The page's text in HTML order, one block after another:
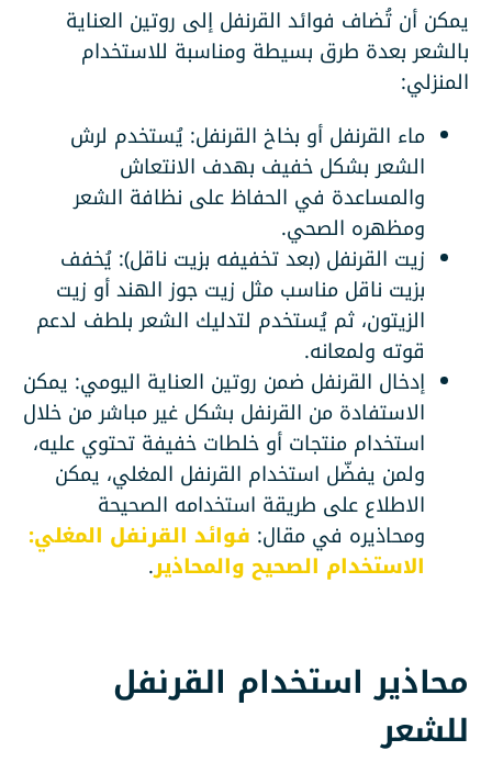
يمكن أن تُضاف فوائد القرنفل إلى روتين العناية
بالشعر بعدة طرق بسيطة ومناسبة للاستخدام
المنزلي:
ماء القرنفل أو بخاخ القرنفل: يُستخدم لرش
الشعر بشكل خفيف بهدف الانتعاش
والمساعدة في الحفاظ على نظافة الشعر
ومظهره الصحي.
زيت القرنفل (بعد تخفيفه بزيت ناقل): يُخفف
بزيت ناقل مناسب مثل زيت جوز الهند أو زيت
الزيتون، ثم يُستخدم لتدليك الشعر بلطف لدعم
قوته ولمعانه.
إدخال القرنفل ضمن روتين العناية اليومي: يمكن
الاستفادة من القرنفل بشكل غير مباشر من خلال
استخدام منتجات أو خلطات خفيفة تحتوي عليه،
ولمن يفضّل استخدام القرنفل المغلي، يمكن
الاطلاع على طريقة استخدامه الصحيحة
ومحاذيره في مقال: فوائد القرنفل المغلي:
الاستخدام الصحيح والمحاذير.
محاذير استخدام القرنفل
للشعر